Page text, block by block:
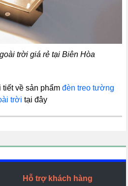
trời giá rẻ tại Biên Hòa
tiết về sản phẩm đèn treo tường
trời tại đây
Hỗ trợ khách hàng